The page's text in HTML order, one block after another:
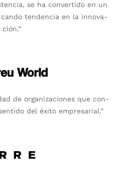
se ha con­ver­ti­do en un
ten­den­cia en la inno­va­
ción.”
de orga­ni­za­cio­nes que con­
del éxi­to empre­sa­rial.”